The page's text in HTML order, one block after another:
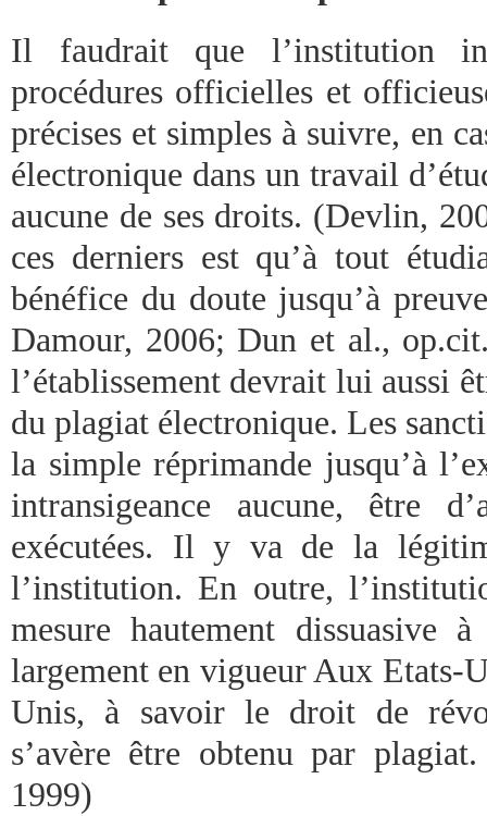
Il faudrait que l’institution
procédures officielles et
précises et simples à suivre, en
électronique dans un travail
aucune de ses droits. (Devlin,
ces derniers est qu’à tout
bénéfice du doute jusqu’à
Damour, 2006; Dun et al.,
l’établissement devrait lui aussi
du plagiat électronique. Les
la simple réprimande jusqu’à
intransigeance aucune, être
exécutées. Il y va de la
l’institution. En outre,
mesure hautement dissuasive
largement en vigueur Aux Etats-
Unis, à savoir le droit de
s’avère être obtenu par
1999)